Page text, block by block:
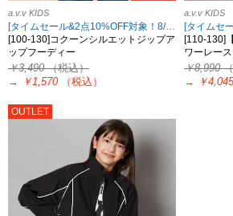
a.v.v KIDS
[タイムセール&2点10%OFF対象！8/17 8:59まで]
[100-130]コクーンシルエットジップア
ップフーディー
￥3,490（税込）
→
￥1,570 （税込）
a.v.v KIDS
[110-130]
ワーレー
￥8,990
→
￥
OUTLET